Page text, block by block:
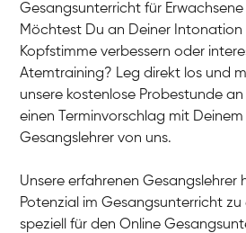
Gesangsunterricht für
Möchtest Du an Deiner
Kopfstimme verbessern oder
Atemtraining? Leg direkt los und
unsere kostenlose Probestunde
einen Terminvorschlag mit
Gesangslehrer von uns.
Unsere erfahrenen Gesangslehrer
Potenzial im Gesangsunterricht
speziell für den Online